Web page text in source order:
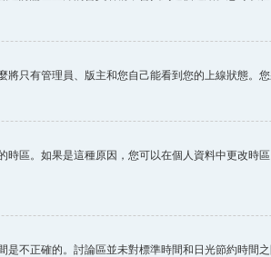
將只有管理員、版主和您自己能看到您的上線狀態。您
區。如果是這種原因，您可以在個人資料中更改時
不正確的。討論區並未對標準時間和日光節約時間